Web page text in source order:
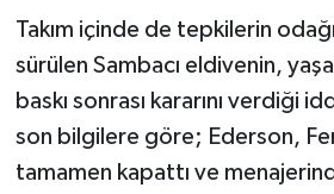
Takım içinde de tepkilerin
sürülen Sambacı eldivenin,
baskı sonrası kararını verdiği
son bilgilere göre; Ederson,
tamamen kapattı ve
SPOR
SÜRMANŞET
Susurluk